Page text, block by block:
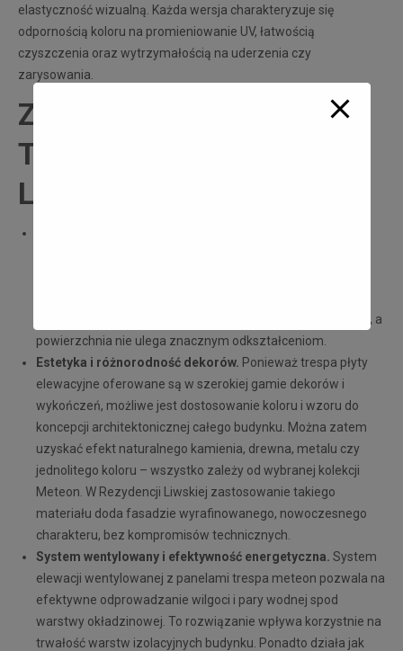
elastyczność wizualną. Każda wersja charakteryzuje się
odpornością koloru na promieniowanie UV, łatwością
czyszczenia oraz wytrzymałością na uderzenia czy
zarysowania.
Zalety zastosowania
Trespa w Rezydencji
Liwskiej
wysoką odporność na warunki pogodowe, kolory nie blakną, a
powierzchnia nie ulega znacznym odkształceniom.
Estetyka i różnorodność dekorów. Ponieważ trespa płyty
elewacyjne oferowane są w szerokiej gamie dekorów i
wykończeń, możliwe jest dostosowanie koloru i wzoru do
koncepcji architektonicznej całego budynku. Można zatem
uzyskać efekt naturalnego kamienia, drewna, metalu czy
jednolitego koloru – wszystko zależy od wybranej kolekcji
Meteon. W Rezydencji Liwskiej zastosowanie takiego
materiału doda fasadzie wyrafinowanego, nowoczesnego
charakteru, bez kompromisów technicznych.
System wentylowany i efektywność energetyczna. System
elewacji wentylowanej z panelami trespa meteon pozwala na
efektywne odprowadzanie wilgoci i pary wodnej spod
warstwy okładzinowej. To rozwiązanie wpływa korzystnie na
trwałość warstw izolacyjnych budynku. Ponadto działa jak